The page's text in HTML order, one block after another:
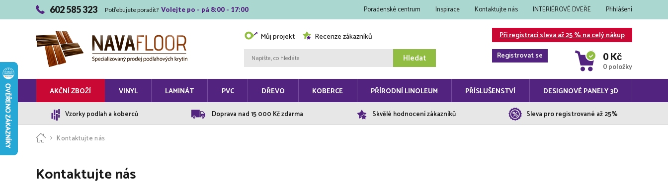
602 585 323 Potřebujete poradit? Volejte po - pá 8:00 - 17:00 Poradenské centrum Inspirace Kontaktujte nás INTERIÉROVÉ DVEŘE Přihlášení
Můj projekt Recenze zákazníků
Hledat
Při registraci sleva až 25 % na celý nákup
Registrovat se
0 Kč
0 položky
AKČNÍ ZBOŽÍ VINYL LAMINÁT PVC DŘEVO KOBERCE PŘÍRODNÍ LINOLEUM PŘÍSLUŠENSTVÍ DESIGNOVÉ PANELY 3D
Vzorky podlah a koberců Doprava nad 15 000 Kč zdarma Skvělé hodnocení zákazníků Sleva pro registrované až 25%
Kontaktujte nás
Kontaktujte nás